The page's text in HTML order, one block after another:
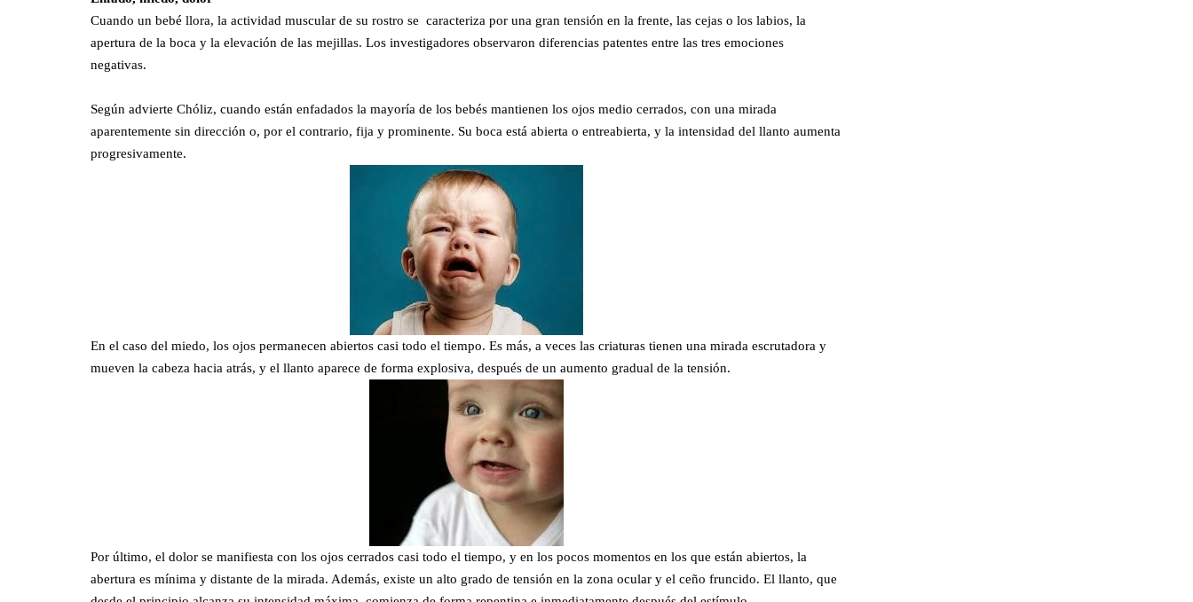
Cuando un bebé llora, la actividad muscular de su rostro se caracteriza por una gran tensión en la frente, las cejas o los labios, la
apertura de la boca y la elevación de las mejillas. Los investigadores observaron diferencias patentes entre las tres emociones
negativas.
Según advierte Chóliz, cuando están enfadados la mayoría de los bebés mantienen los ojos medio cerrados, con una mirada
aparentemente sin dirección o, por el contrario, fija y prominente. Su boca está abierta o entreabierta, y la intensidad del llanto aumenta
progresivamente.
En el caso del miedo, los ojos permanecen abiertos casi todo el tiempo. Es más, a veces las criaturas tienen una mirada escrutadora y
mueven la cabeza hacia atrás, y el llanto aparece de forma explosiva, después de un aumento gradual de la tensión.
Por último, el dolor se manifiesta con los ojos cerrados casi todo el tiempo, y en los pocos momentos en los que están abiertos, la
abertura es mínima y distante de la mirada. Además, existe un alto grado de tensión en la zona ocular y el ceño fruncido. El llanto, que